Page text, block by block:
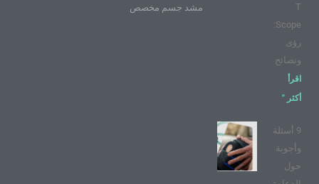
T
Scope:
رؤى
ونصائح
اقرأ
أكثر "
9 أسئلة
وأجوبة
حول
مشد جسم مخصص